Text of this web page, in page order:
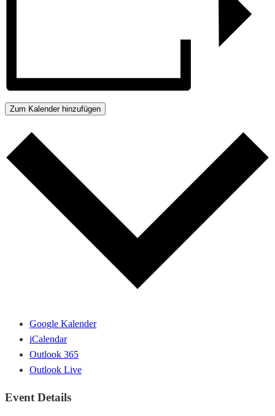
Zum Kalender hinzufügen
Google Kalender
iCalendar
Outlook 365
Outlook Live
Event Details